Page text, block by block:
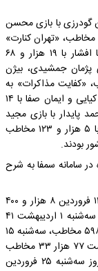
گودرزی با بازی محسن
کیایی، سام درخشانی و بهراد خرازی با ۳۳ هزار و ۸۳۹ مخاطب، «تهران کنارت»
به کارگردانی علی بهراد با بازی علی شادمان و آناهیتا افشار با ۱۹ هزار و ۶۸
پژمان جمشیدی، بیژن
پسیانی با ۱۶ هزار و ۵۴۷ مخاطب، «کفایت مذاکرات» به
کارگردانی سهیل موفق با بازی مهران غفوریان، محسن کیایی و ایمان صفا با ۱۴
پایدار با بازی مجید
صالحی، هادی کاظمی آناهیتا درگاه و حسن معجونی با ۵ هزار و ۱۲۳ مخاطب
ثبت‌شده در سامانه سمفا به شرح
سه‌شنبه ۴ فروردین ۵ هزار و ۵۵۸ مخاطب، سه‌شنبه ۱۱ فروردین ۸ هزار و ۴۰۰
مخاطب، سه‌شنبه ۱۸ فروردین ۱۰ هزار و ۲۲۲ مخاطب، سه‌شنبه ۱ اردیبهشت ۴۱
هزار و ۸۸۷ مخاطب، سه‌شنبه ۸ اردیبهشت ۷۷ هزار و ۵۹۸ مخاطب، سه‌شنبه ۱۵
اردیبهشت، ۹۲ هزار و ۸۱ مخاطب، سه‌شنبه ۲۲ اردیبهشت ۷۷ هزار ۳۳ مخاطب
و سه‌شنبه ۲۹ اردیبهشت ۸۷ هزار و ۴۶۶ مخاطب. (روز سه‌شنبه ۲۵ فروردین